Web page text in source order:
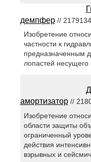
демпфер// 2179134
Изобретение
частности к
предназначенным
лопастей несущего
амортизатор//
Изобретение
области защиты
ограниченный
действия
взрывных и